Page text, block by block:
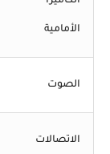
الأمامية
الصوت
الاتصالات